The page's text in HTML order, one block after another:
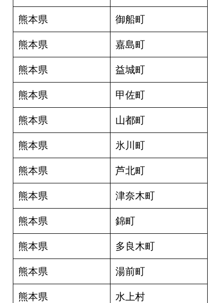
熊本県 御船町
熊本県 嘉島町
熊本県 益城町
熊本県 甲佐町
熊本県 山都町
熊本県 氷川町
熊本県 芦北町
熊本県 津奈木町
熊本県 錦町
熊本県 多良木町
熊本県 湯前町
熊本県 水上村